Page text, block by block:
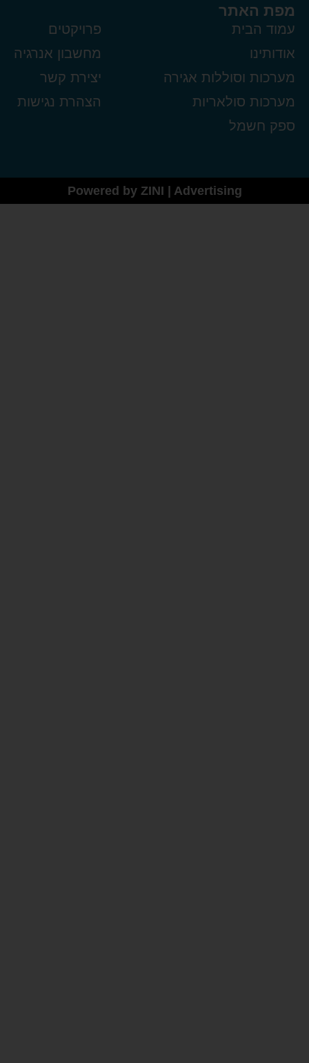
אגירה
מחשבון אנרגיה
יצירת קשר
הצהרת נגישות
Powered by ZINI | Advertising